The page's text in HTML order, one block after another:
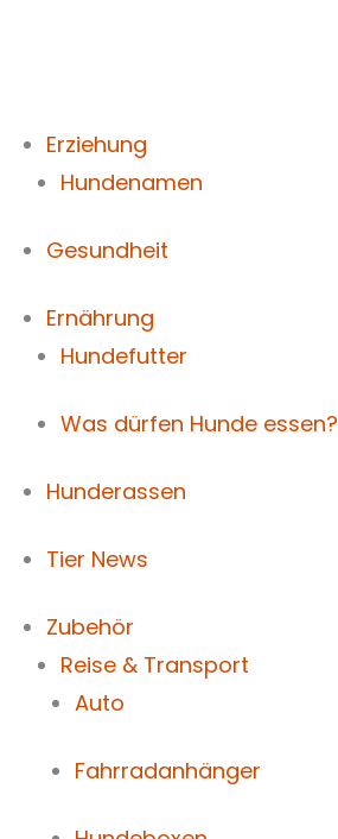
Erziehung
Hundenamen
Gesundheit
Ernährung
Hundefutter
Was dürfen Hunde essen?
Hunderassen
Tier News
Zubehör
Reise & Transport
Auto
Fahrradanhänger